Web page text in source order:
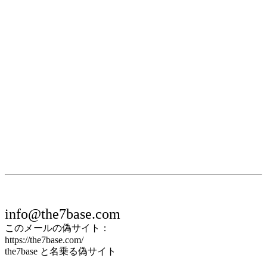
info@the7base.com
このメールの偽サイト：
https://the7base.com/
the7base と名乗る偽サイト